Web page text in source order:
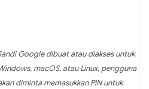
Google dibuat atau diakses untuk
macOS, atau Linux, pengguna
diminta memasukkan PIN untuk